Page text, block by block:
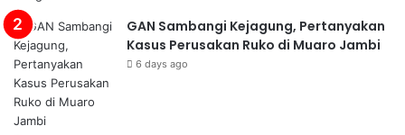
GAN Sambangi Kejagung, Pertanyakan
Kasus Perusakan Ruko di Muaro Jambi
6 days ago